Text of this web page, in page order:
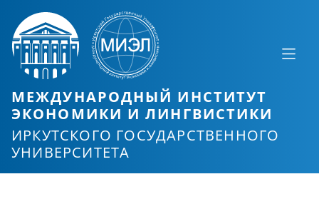
МЕЖДУНАРОДНЫЙ ИНСТИТУТ
ЭКОНОМИКИ И ЛИНГВИСТИКИ
ИРКУТСКОГО ГОСУДАРСТВЕННОГО
УНИВЕРСИТЕТА